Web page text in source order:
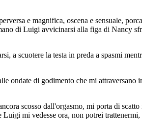
e magnifica, oscena e sensuale,
di Luigi avvicinarsi alla figa di Nancy
scuotere la testa in preda a spasmi
ondate di godimento che mi attraversano
scosso dall'orgasmo, mi porta di
mi vedesse ora, non potrei